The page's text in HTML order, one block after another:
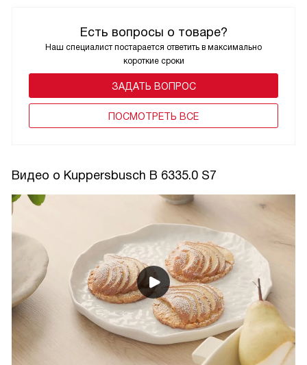
Есть вопросы о товаре?
Наш специалист постарается ответить в максимально
короткие сроки
ЗАДАТЬ ВОПРОС
ПОCМОТРЕТЬ ВСЕ
Видео о Kuppersbusch B 6335.0 S7